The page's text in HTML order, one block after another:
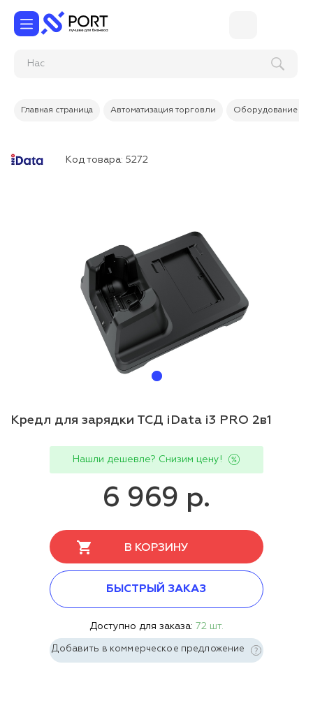
Главная страница Автоматизация торговли Оборудование
Код товара: 5272
Кредл для зарядки ТСД iData i3 PRO 2в1
Нашли дешевле? Снизим цену!
6 969 р.
В КОРЗИНУ
БЫСТРЫЙ ЗАКАЗ
Доступно для заказа: 72 шт.
Добавить в коммерческое предложение